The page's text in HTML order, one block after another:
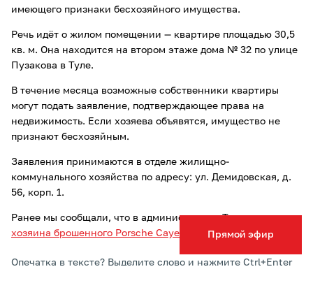
Прямой эфир
имеющего признаки бесхозяйного имущества.
Речь идёт о жилом помещении — квартире площадью 30,5
кв. м. Она находится на втором этаже дома № 32 по улице
Пузакова в Туле.
В течение месяца возможные собственники квартиры
могут подать заявление, подтверждающее права на
недвижимость. Если хозяева объявятся, имущество не
признают бесхозяйным.
Заявления принимаются в отделе жилищно-
коммунального хозяйства по адресу: ул. Демидовская, д.
56, корп. 1.
Ранее мы сообщали, что в администрации Тулыискали
хозяина брошенного Porsche Cayenne GTS.
Опечатка в тексте? Выделите слово и нажмите Ctrl+Enter